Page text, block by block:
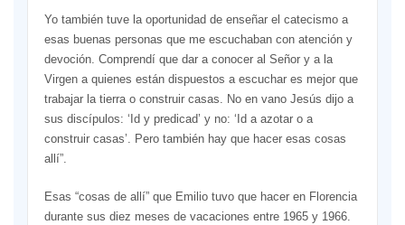
Yo también tuve la oportunidad de enseñar el catecismo a
esas buenas personas que me escuchaban con atención y
devoción. Comprendí que dar a conocer al Señor y a la
Virgen a quienes están dispuestos a escuchar es mejor que
trabajar la tierra o construir casas. No en vano Jesús dijo a
sus discípulos: ‘Id y predicad’ y no: ‘Id a azotar o a
construir casas’. Pero también hay que hacer esas cosas
allí”.
Esas “cosas de allí” que Emilio tuvo que hacer en Florencia
durante sus diez meses de vacaciones entre 1965 y 1966.